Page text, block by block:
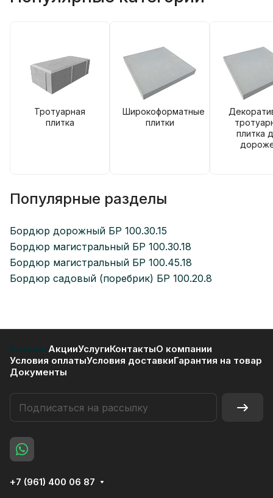
Тротуарная
плитка
Широкоформатные
плитки
плитка
Популярные разделы
Бордюр дорожный БР 100.30.15
Бордюр магистральный БР 100.30.18
Бордюр магистральный БР 100.45.18
Бордюр садовый (поребрик) БР 100.20.8
КаталогАкцииУслугиКонтактыО компании
Условия оплатыУсловия доставкиГарантия на товар
Документы
+7 (961) 400 06 87